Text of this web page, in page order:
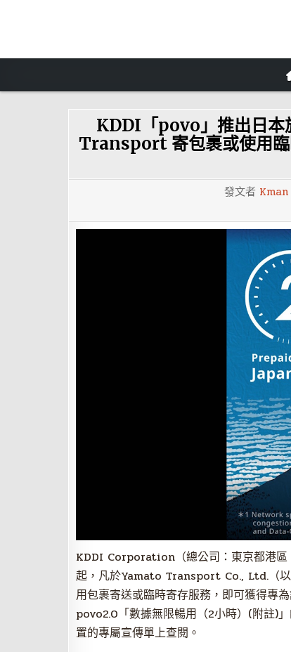
KDDI「povo」推出日
Transport 寄包裹或使用
發文者 Kman
KDDI Corporation（總公司：東京都港
起，凡於Yamato Transport Co., Ltd.（
用包裹寄送或臨時寄存服務，即可獲得專
povo2.0「數據無限暢用（2小時）(附註)
置的專屬宣傳單上查閱。